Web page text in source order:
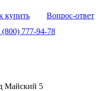
купить Вопрос-ответ
(800) 777-94-78
Майский 5